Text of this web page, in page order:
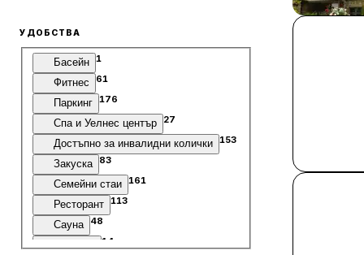
УДОБСТВА
Басейн 1
Фитнес 61
Паркинг 176
Спа и Уелнес център 27
Достъпно за инвалидни колички 153
Закуска 83
Семейни стаи 161
Ресторант 113
Сауна 48
Джакузи 14
Винарово